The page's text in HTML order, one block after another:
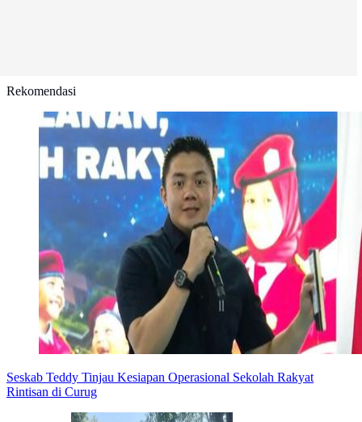
Rekomendasi
Seskab Teddy Tinjau Kesiapan Operasional Sekolah Rakyat
Rintisan di Curug